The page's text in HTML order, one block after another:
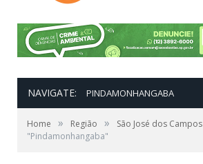
NAVIGATE: PINDAMONHANGABA
Home » Região » São José dos Campos
"Pindamonhangaba"